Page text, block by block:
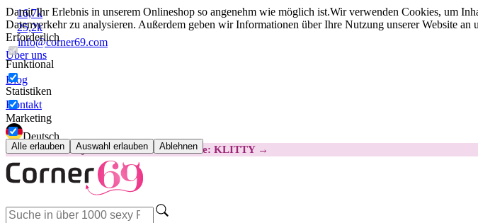
Damit Ihr Erlebnis in unserem Onlineshop so angenehm wie möglich ist.Wir verwenden Cookies, um
Datenverkehr zu analysieren. Außerdem geben wir Informationen über Ihre Nutzung unserer Website an
Erforderlich
Funktional
Statistiken
Marketing
Alle erlauben Auswahl erlauben Ablehnen
16,7k
25,2k
info@corner69.com
Über uns
Blog
Kontakt
Deutsch
😽Svakom Klitty: 15 € GÜNSTIGERCode: KLITTY →